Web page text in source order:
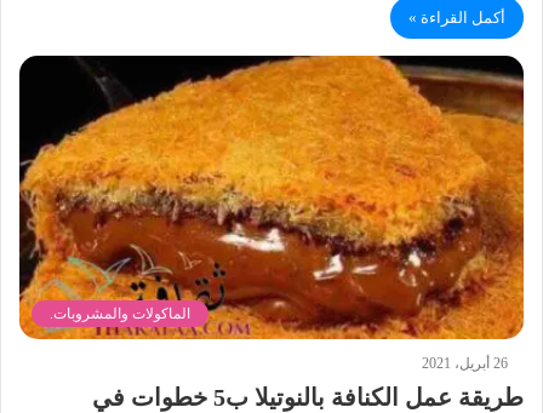
أكمل القراءة »
الماكولات والمشروبات.
26 أبريل، 2021
طريقة عمل الكنافة بالنوتيلا ب5 خطوات في